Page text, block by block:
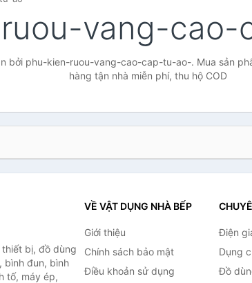
vang-
bởi phu-kien-ruou-vang-cao-cap-tu-ao-. Mua sản
hàng tận nhà miễn phí, thu hộ COD
bị, đồ dùng
bình đun, bình
tố, máy ép,
VỀ VẬT DỤNG NHÀ BẾP
Giới thiệu
Chính sách bảo mật
Điều khoản sử dụng
Điện
Dụng
Đồ